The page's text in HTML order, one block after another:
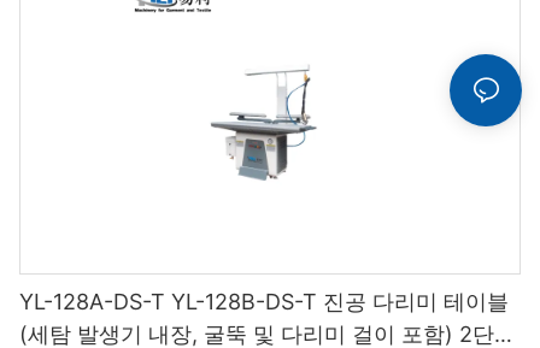
YL-128A-DS-T YL-128B-DS-T 진공 다리미 테이블
(세탐 발생기 내장, 굴뚝 및 다리미 걸이 포함) 2단